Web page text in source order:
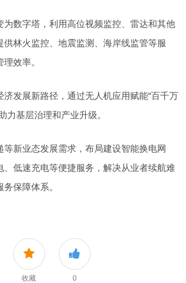
为数字塔，利用高位视频监控、雷达和其他
供林火监控、地震监测、海岸线监管等服
效率。
济发展新路径，通过无人机应用赋能“百千万
力基层治理和产业升级。
等新业态发展需求，布局建设智能换电网
、低速充电等便捷服务，解决从业者续航难
保障体系。
收藏 0